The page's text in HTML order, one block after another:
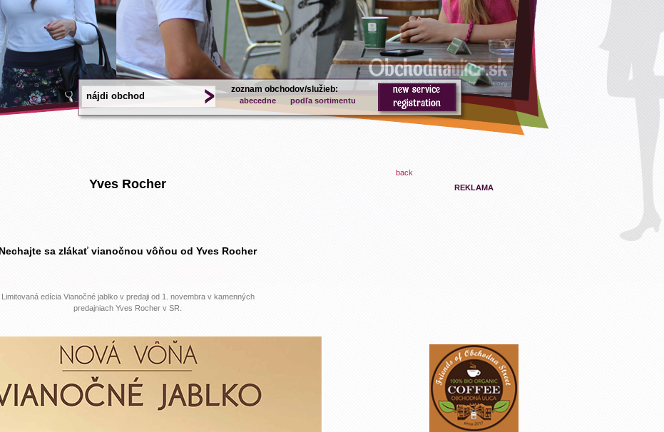
zoznam obchodov/služieb:
abecedne podľa sortimentu
back
Yves Rocher
Nechajte sa zlákať vianočnou vôňou od Yves Rocher
Limitovaná edícia Vianočné jablko v predaji od 1. novembra v kamenných
predajniach Yves Rocher v SR.
REKLAMA